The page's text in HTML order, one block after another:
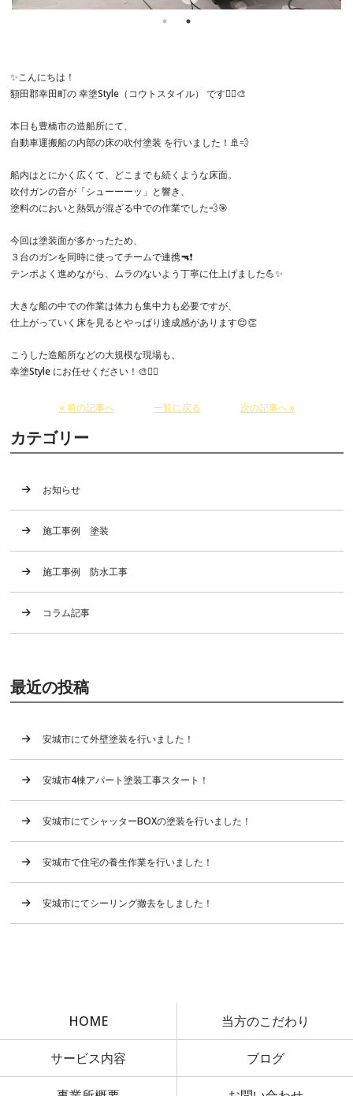
✨こんにちは！
額田郡幸田町の 幸塗Style（コウトスタイル） です👷‍♂️🎨
本日も豊橋市の造船所にて、
自動車運搬船の内部の床の吹付塗装 を行いました！🚢💨
船内はとにかく広くて、どこまでも続くような床面。
吹付ガンの音が「シューーーッ」と響き、
塗料のにおいと熱気が混ざる中での作業でした💨🎯
今回は塗装面が多かったため、
３台のガンを同時に使ってチームで連携🔫❗️
テンポよく進めながら、ムラのないよう丁寧に仕上げました💪✨
大きな船の中での作業は体力も集中力も必要ですが、
仕上がっていく床を見るとやっぱり達成感があります😌👏
こうした造船所などの大規模な現場も、
幸塗Style にお任せください！🎨👷‍♂️
« 前の記事へ 一覧に戻る 次の記事へ »
カテゴリー
お知らせ
施工事例 塗装
施工事例 防水工事
コラム記事
最近の投稿
安城市にて外壁塗装を行いました！
安城市4棟アパート塗装工事スタート！
安城市にてシャッターBOXの塗装を行いました！
安城市で住宅の養生作業を行いました！
安城市にてシーリング撤去をしました！
HOME 当方のこだわり
サービス内容 ブログ